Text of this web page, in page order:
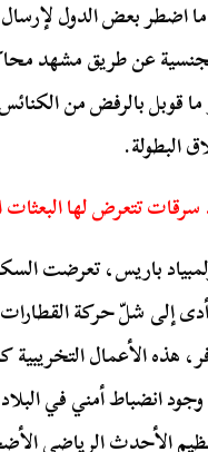
اضطر بعض الدول
عن طريق مشهد
ما قوبل بالرفض من
البطولة.
تتعرض لها
باريس، تعرضت
أدى إلى شلّ حركة
هذه الأعمال
انضباط أمني في
الأحدث الرياضي